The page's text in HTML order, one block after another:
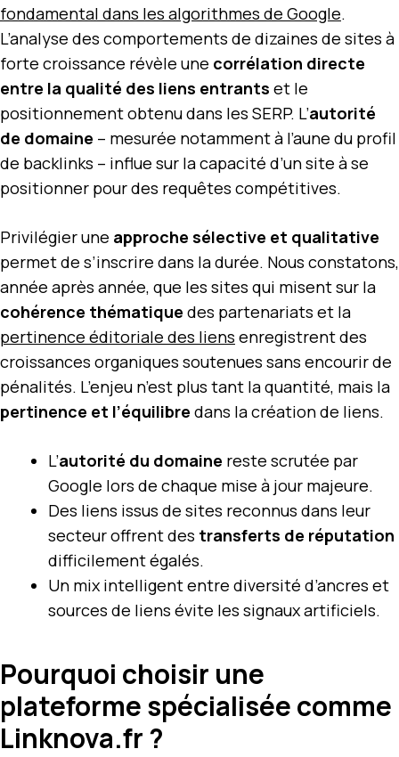
fondamental dans les algorithmes de Google.
L’analyse des comportements de dizaines de sites à
forte croissance révèle une corrélation directe
entre la qualité des liens entrants et le
positionnement obtenu dans les SERP. L’autorité
de domaine – mesurée notamment à l’aune du profil
de backlinks – influe sur la capacité d’un site à se
positionner pour des requêtes compétitives.
Privilégier une approche sélective et qualitative
permet de s’inscrire dans la durée. Nous constatons,
année après année, que les sites qui misent sur la
cohérence thématique des partenariats et la
pertinence éditoriale des liens enregistrent des
croissances organiques soutenues sans encourir de
pénalités. L’enjeu n’est plus tant la quantité, mais la
pertinence et l’équilibre dans la création de liens.
L’autorité du domaine reste scrutée par
Google lors de chaque mise à jour majeure.
Des liens issus de sites reconnus dans leur
secteur offrent des transferts de réputation
difficilement égalés.
Un mix intelligent entre diversité d’ancres et
sources de liens évite les signaux artificiels.
Pourquoi choisir une
plateforme spécialisée comme
Linknova.fr ?